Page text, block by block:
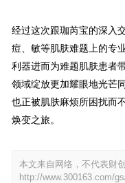
经过这次跟珈芮宝的深入
痘、敏等肌肤难题上的专
利器进而为难题肌肤患者
领域绽放更加耀眼地光芒
也正被肌肤麻烦所困扰而
焕变之旅。
本文来自网络，不代表财
http://www.300163.com/